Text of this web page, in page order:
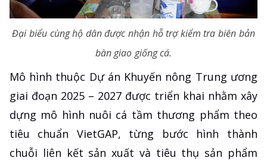
Đại biểu cùng hộ dân được nhận hỗ trợ kiểm tra biên bản
bàn giao giống cá.
Mô hình thuộc Dự án Khuyến nông Trung ương
giai đoạn 2025 – 2027 được triển khai nhằm xây
dựng mô hình nuôi cá tầm thương phẩm theo
tiêu chuẩn VietGAP, từng bước hình thành
chuỗi liên kết sản xuất và tiêu thụ sản phẩm